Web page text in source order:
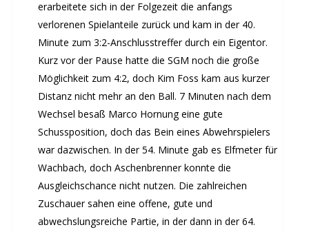
erarbeitete sich in der Folgezeit die anfangs
verlorenen Spielanteile zurück und kam in der 40.
Minute zum 3:2-Anschlusstreffer durch ein Eigentor.
Kurz vor der Pause hatte die SGM noch die große
Möglichkeit zum 4:2, doch Kim Foss kam aus kurzer
Distanz nicht mehr an den Ball. 7 Minuten nach dem
Wechsel besaß Marco Hornung eine gute
Schussposition, doch das Bein eines Abwehrspielers
war dazwischen. In der 54. Minute gab es Elfmeter für
Wachbach, doch Aschenbrenner konnte die
Ausgleichschance nicht nutzen. Die zahlreichen
Zuschauer sahen eine offene, gute und
abwechslungsreiche Partie, in der dann in der 64.